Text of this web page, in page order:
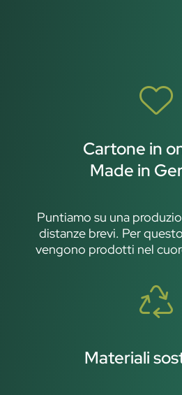
Cartone in
Made in
Puntiamo su una
distanze brevi. Per
vengono prodotti nel
Materiali